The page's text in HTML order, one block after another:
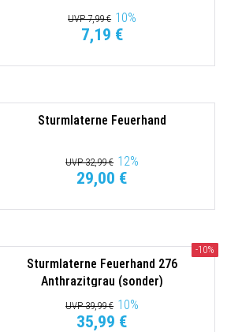
UVP 7,99 € 10%
7,19 €
Sturmlaterne Feuerhand
UVP 32,99 € 12%
29,00 €
-10%
Sturmlaterne Feuerhand 276
Anthrazitgrau (sonder)
UVP 39,99 € 10%
35,99 €